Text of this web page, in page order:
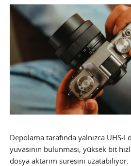
Depolama tarafında yalnızca UHS-
yuvasının bulunması, yüksek bit
dosya aktarım süresini uzatabiliyor.